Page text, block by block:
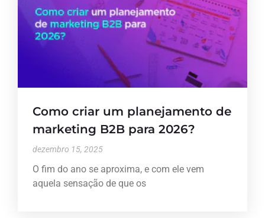
Como criar um planejamento de
marketing B2B para 2026?
dezembro 15, 2025
O fim do ano se aproxima, e com ele vem
aquela sensação de que os